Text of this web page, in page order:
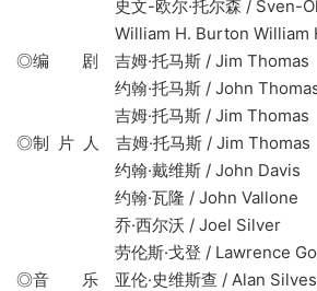
史文-欧尔·托尔森 / Sven-Ole
William H. Burton William
◎编 剧 吉姆·托马斯 / Jim Thomas
约翰·托马斯 / John
吉姆·托马斯 / Jim Thomas
◎制 片 人 吉姆·托马斯 / Jim Thomas
约翰·戴维斯 / John Davis
约翰·瓦隆 / John Vallone
乔·西尔沃 / Joel Silver
劳伦斯·戈登 / Lawrence
◎音 乐 亚伦·史维斯查 / Alan